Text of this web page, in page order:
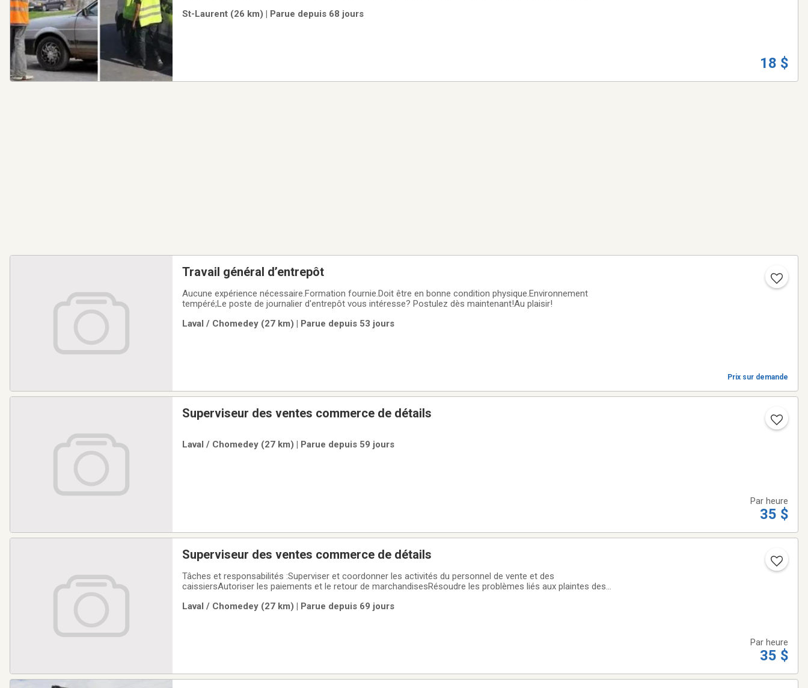
endroits où les stationnements est réservés
St-Laurent (26 km) | Parue depuis 68 jours
18 $
Travail général d’entrepôt
Aucune expérience nécessaire.Formation fournie.Doit être en bonne condition physique.Environnement
tempéré;Le poste de journalier d'entrepôt vous intéresse? Postulez dès maintenant!Au plaisir!
Laval / Chomedey (27 km) | Parue depuis 53 jours
Prix sur demande
Superviseur des ventes commerce de détails
Laval / Chomedey (27 km) | Parue depuis 59 jours
Par heure
35 $
Superviseur des ventes commerce de détails
Tâches et responsabilités :Superviser et coordonner les activités du personnel de vente et des
caissiersAutoriser les paiements et le retour de marchandisesRésoudre les problèmes liés aux plaintes des
Laval / Chomedey (27 km) | Parue depuis 69 jours
Par heure
35 $